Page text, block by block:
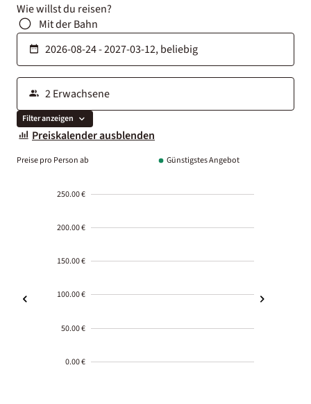
Wie willst du reisen?
Mit der Bahn
Filter anzeigen
Preiskalender ausblenden
Preise pro Person ab Günstigstes Angebot
250.00 €
200.00 €
150.00 €
100.00 €
50.00 €
0.00 €